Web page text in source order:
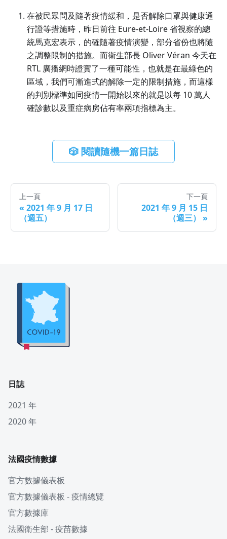
在被民眾問及隨著疫情緩和，是否解除口罩與健康通
行證等措施時，昨日前往 Eure-et-Loire 省視察的總
統馬克宏表示，的確隨著疫情演變，部分省份也將隨
之調整限制的措施。而衛生部長 Oliver Véran 今天在
RTL 廣播網時證實了一種可能性，也就是在最綠色的
區域，我們可漸進式的解除一定的限制措施，而這樣
的判別標準如同疫情一開始以來的就是以每 10 萬人
確診數以及重症病房佔有率兩項指標為主。
🎲 閱讀隨機一篇日誌
上一頁
« 2021 年 9 月 17 日
（週五）
下一頁
2021 年 9 月 15 日
（週三）
»
日誌
2021 年
2020 年
法國疫情數據
官方數據儀表板
官方數據儀表板 - 疫情總覽
官方數據庫
法國衛生部 - 疫苗數據